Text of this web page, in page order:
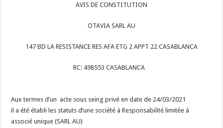
AVIS DE CONSTITUTION
OTAVIA SARL AU
147 BD LA RESISTANCE RES AFA ETG 2 APPT 22 CASABLANCA
RC: 498553 CASABLANCA
Aux termes d’un acte sous seing privé en date de 24/03/2021
il a été établi les statuts d’une société à Responsabilité limitée à
associé unique (SARL AU)